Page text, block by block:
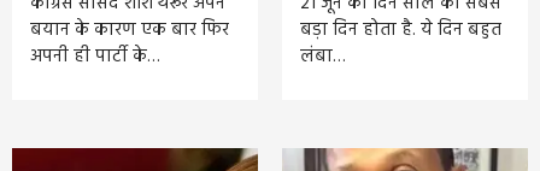
बयान के कारण एक बार फिर
अपनी ही पार्टी के…
बड़ा दिन होता है. ये दिन बहुत
लंबा…